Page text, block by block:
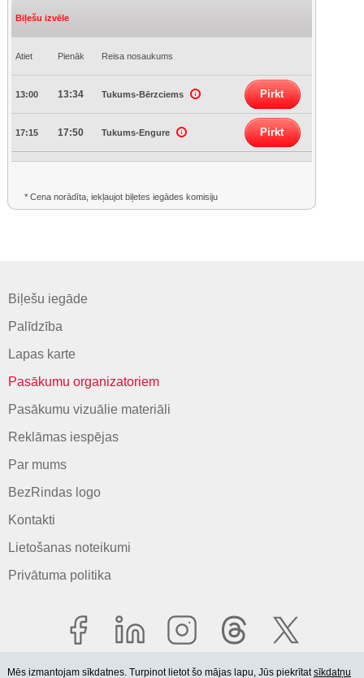
Biļešu izvēle
Atiet Pienāk Reisa nosaukums
13:00 13:34 Tukums-Bērzciems Pirkt
17:15 17:50 Tukums-Engure Pirkt
* Cena norādīta, iekļaujot biļetes iegādes komisiju
Biļešu iegāde
Palīdzība
Lapas karte
Pasākumu organizatoriem
Pasākumu vizuālie materiāli
Reklāmas iespējas
Par mums
BezRindas logo
Kontakti
Lietošanas noteikumi
Privātuma politika
Mēs izmantojam sīkdatnes. Turpinot lietot šo mājas lapu, Jūs piekrītatsīkdatņu